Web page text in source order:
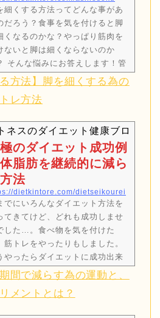
分で読む事が出来ます。ふくら
の脂…
細くする方法ってどんな事があ
だろう？食事を気を付けると脚
くなるのかな？やっぱり筋肉を
ないと脚は細くならないのか
そんな悩みにお答えします！管
タートルのtwitterアカウントで
ます@kameki23良かったらフォ
事は2.3分で読む事が出来ます！
でに運動をした事がない人や、
細く出来た事がない人におスス
記事です。最後まで読んでいく
を細くする方法が理解でき、何
ると細く出来るのかが分かりま
【本記事の内…
方法】脚を細くする為の
レ方法
ネスのダイエット健康ブログ
のダイエット成功例
脂肪を継続的に減ら
法
dietkintore.com/dietseikourei
でにいろんなダイエット方法を
てきてけど、どれも成功しませ
した…。食べ物を気を付けた
筋トレをやったりもしました。
やったらダイエットに成功出来
だろう？ 私のダイエットの成功
は手探りで食事制限とかしてい
間で減らす為の運動と、
メントとは？